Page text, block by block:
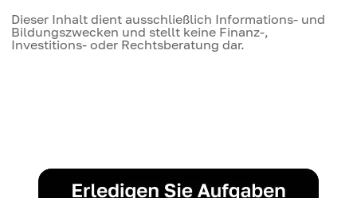
Dieser Inhalt dient ausschließlich Informations- und
Bildungszwecken und stellt keine Finanz-,
Investitions- oder Rechtsberatung dar.